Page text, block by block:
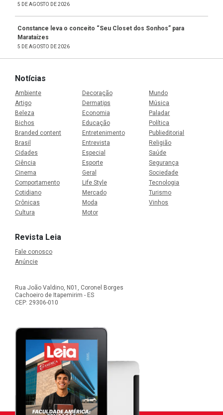
5 DE AGOSTO DE 2026
Constance leva o conceito “Seu Closet dos Sonhos” para
Marataízes
5 DE AGOSTO DE 2026
Notícias
Ambiente
Artigo
Beleza
Bichos
Branded content
Brasil
Cidades
Ciência
Cinema
Comportamento
Cotidiano
Crônicas
Cultura
Decoração
Dermatips
Economia
Educação
Entretenimento
Entrevista
Especial
Esporte
Geral
Life Style
Mercado
Moda
Motor
Mundo
Música
Paladar
Política
Publieditorial
Religião
Saúde
Segurança
Sociedade
Tecnologia
Turismo
Vinhos
Revista Leia
Fale conosco
Anúncie
Rua João Valdino, N01, Coronel Borges
Cachoeiro de Itapemirim - ES
CEP: 29306-010